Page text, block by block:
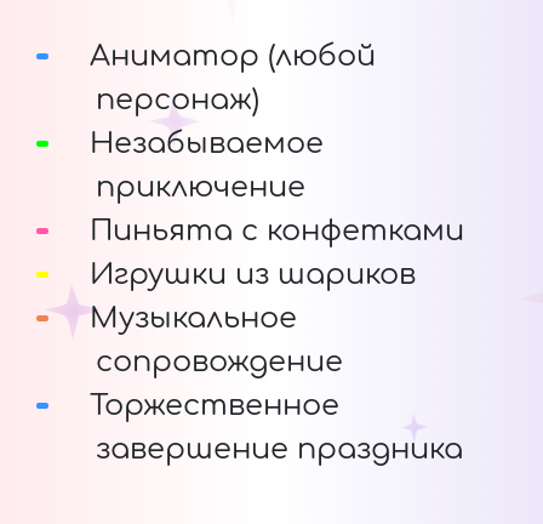
Аниматор (любой
персонаж)
Незабываемое
приключение
Пиньята с конфетками
Игрушки из шариков
Музыкальное
сопровождение
Торжественное
завершение праздника